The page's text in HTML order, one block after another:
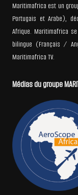
Maritimafrica est un
Portugais et Arabe),
Afrique. Maritimafrica
bilingue (Français /
Maritimafrica TV.
Médias du groupe